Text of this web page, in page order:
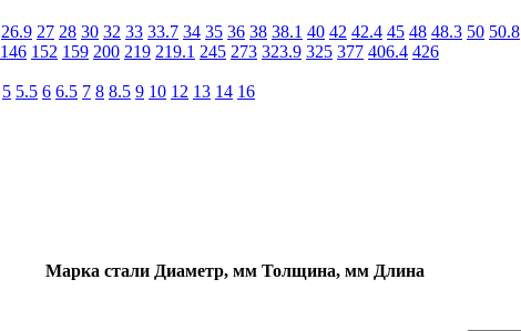
26.9 27 28 30 32 33 33.7 34 35 36 38 38.1 40 42 42.4 45 48 48.3 50 50.8
146 152 159 200 219 219.1 245 273 323.9 325 377 406.4 426
5 5.5 6 6.5 7 8 8.5 9 10 12 13 14 16
Марка стали Диаметр, мм Толщина, мм Длина